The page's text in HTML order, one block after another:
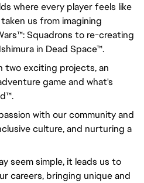
where every player feels like
us from imagining
Squadrons to re-creating
in Dead Space™.
two exciting projects, an
game and what's
with our community and
culture, and nurturing a
seem simple, it leads us to
careers, bringing unique and